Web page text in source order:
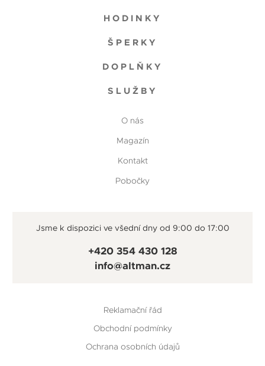
HODINKY
ŠPERKY
DOPLŇKY
SLUŽBY
O nás
Magazín
Kontakt
Pobočky
Jsme k dispozici ve všední dny od 9:00 do 17:00
+420 354 430 128
info@altman.cz
Reklamační řád
Obchodní podmínky
Ochrana osobních údajů